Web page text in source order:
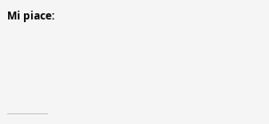
Mi piace: